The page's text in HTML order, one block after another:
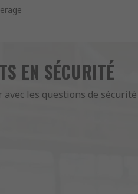
EN SÉCURITÉ
les questions de sécurité